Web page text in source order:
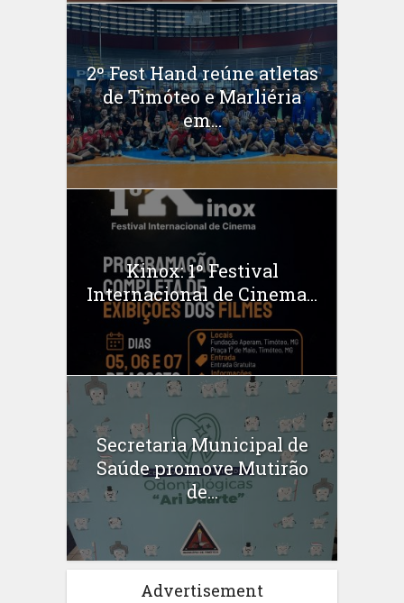
2º Fest Hand reúne atletas
de Timóteo e Marliéria
em...
Kinox: 1º Festival
Internacional de Cinema...
Secretaria Municipal de
Saúde promove Mutirão
de...
Advertisement